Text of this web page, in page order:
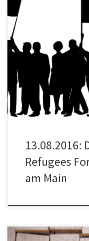
Samstag 13.08.2016 |
selbstorganisierte
Change“ veranstaltet
Demonstration […]
13.08.2016:
Refugees
am Main